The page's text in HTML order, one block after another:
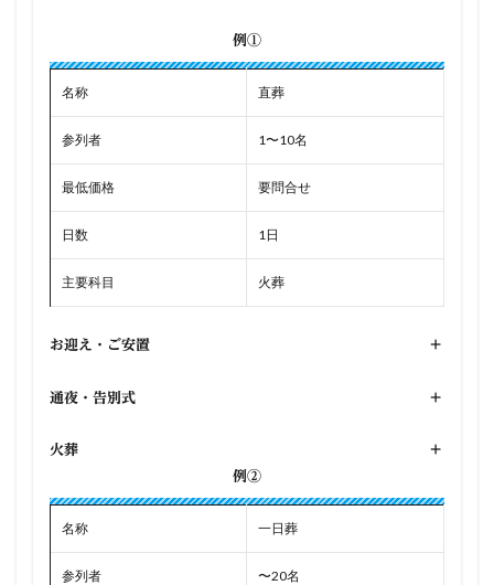
例①
名称 直葬
参列者 1〜10名
最低価格 要問合せ
日数 1日
主要科目 火葬
お迎え・ご安置 +
通夜・告別式 +
火葬
+
例②
名称 一日葬
参列者 〜20名